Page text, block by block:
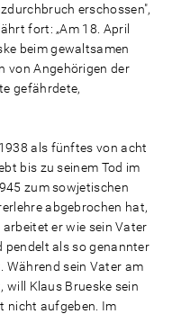
erschossen",
fort: „Am 18. April
beim gewaltsamen
von Angehörigen der
gefährdete,
als fünftes von acht
bis zu seinem Tod im
zum sowjetischen
abgebrochen hat,
er wie sein Vater
pendelt als so genannter
Während sein Vater am
will Klaus Brueske sein
nicht aufgeben. Im